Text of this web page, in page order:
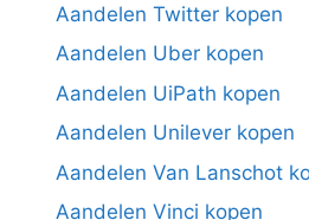
Aandelen Twitter kopen
Aandelen Uber kopen
Aandelen UiPath kopen
Aandelen Unilever kopen
Aandelen Van Lanschot
Aandelen Vinci kopen